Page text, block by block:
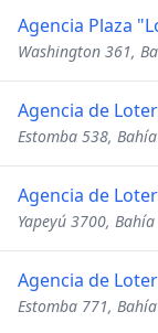
Agencia Plaza
Washington 361,
Agencia de
Estomba 538,
Agencia de
Yapeyú 3700,
Agencia de
Estomba 771,